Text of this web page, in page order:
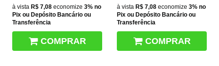
à vista R$ 7,08 economize 3% no
Pix ou Depósito Bancário ou
Transferência
COMPRAR
à vista R$ 7,08 economize 3% no
Pix ou Depósito Bancário ou
Transferência
COMPRAR